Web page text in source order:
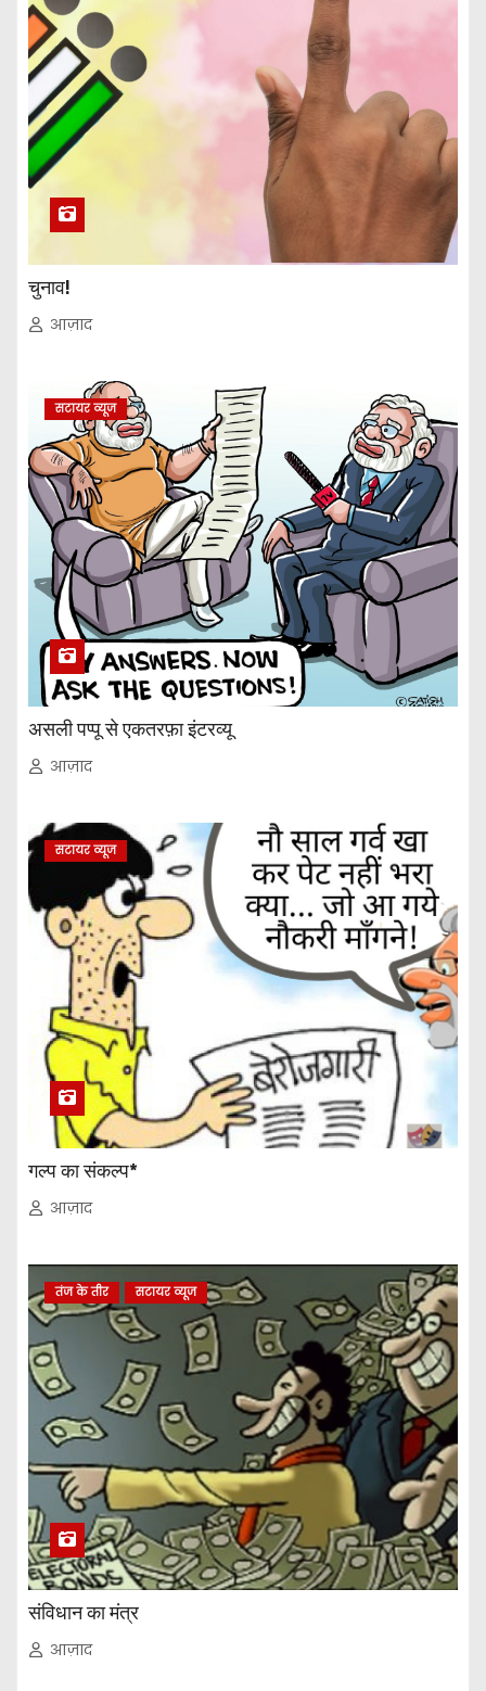
चुनाव!
आज़ाद
सटायर व्यूज
असली पप्पू से एकतरफ़ा इंटरव्यू
आज़ाद
सटायर व्यूज
गल्प का संकल्प*
आज़ाद
तंज के तीर सटायर व्यूज
संविधान का मंत्र
आज़ाद